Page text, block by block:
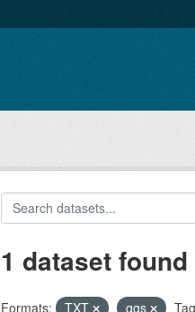
1 dataset found
Formats: TXT qgs